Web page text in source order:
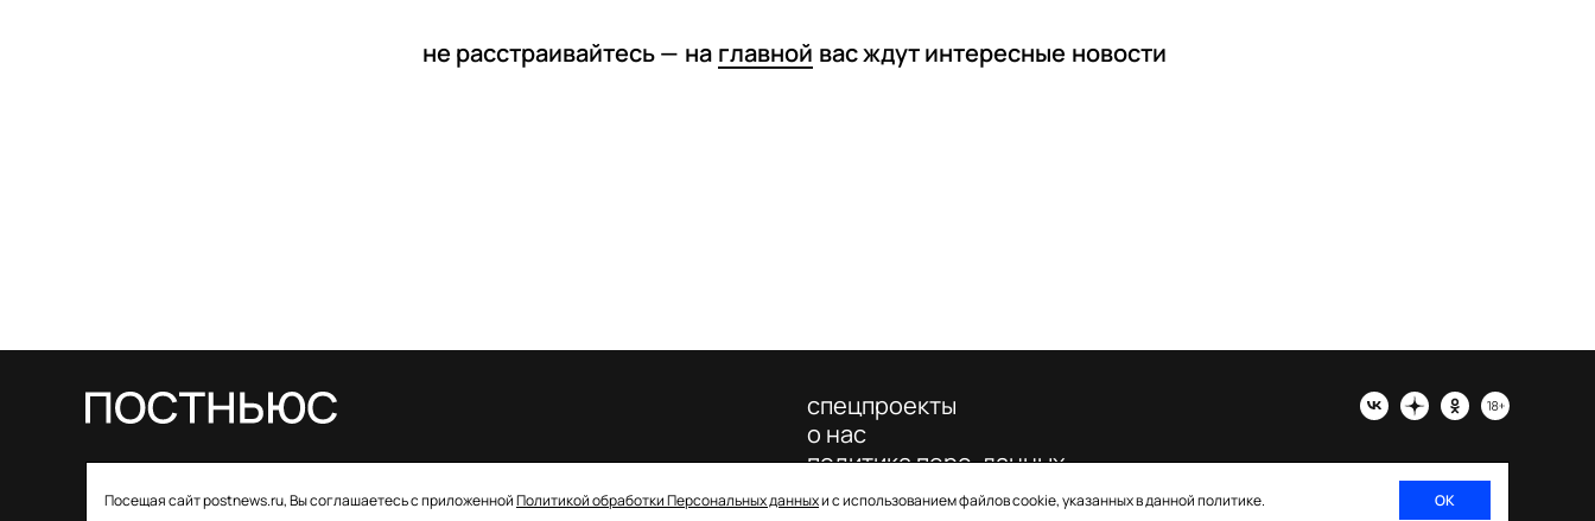
не расстраивайтесь — на главной вас ждут интересные новости
Посещая сайт postnews.ru, Вы соглашаетесь с приложеннойПолитикой обработки Персональных данныхи с использованием файлов cookie, указанных в данной политике. ОК
о регистрации СМИ: ЭЛ № ФС 77–85757 от 22 августа
спецпроекты
о нас
политика перс. данных